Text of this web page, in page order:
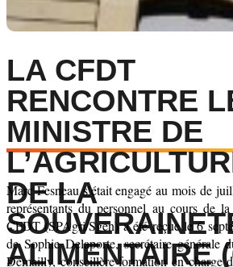
LA CFDT
RENCONTRE
MINISTRE DE
DE LA
ALIMENTAIRE
Marc Fesneau s’était engagé au mois de
représentants du personnel au cours de
CFDT (SPAgri/Sgen) a été reçue le 6
de Sophie Delaporte, secrétaire générale
Demailly, conseillère formation en charge